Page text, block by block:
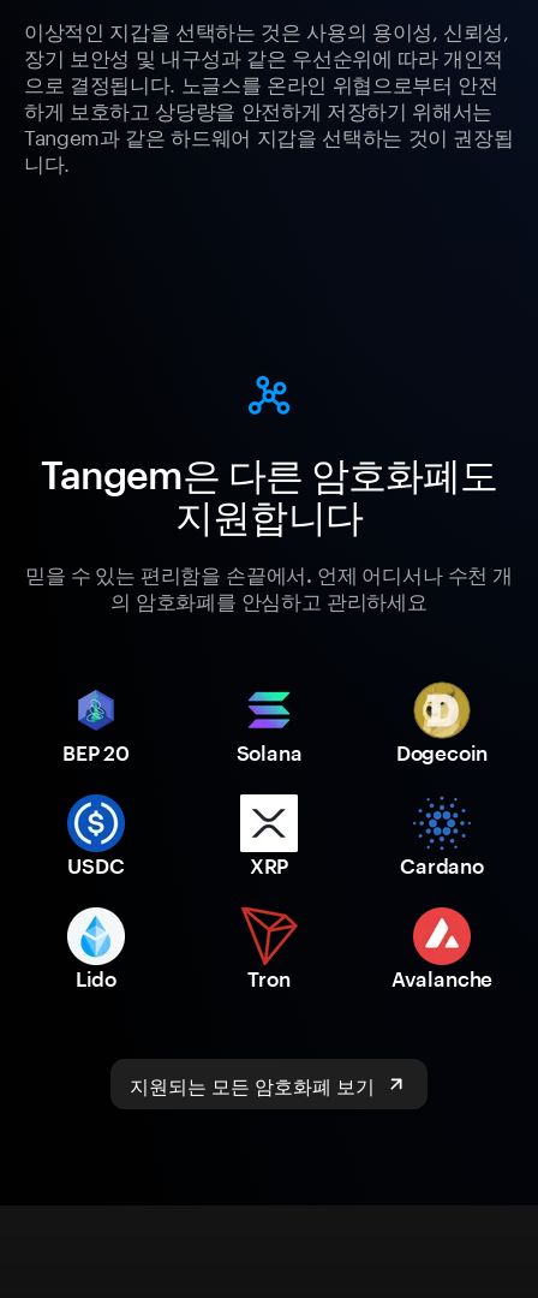
이상적인 지갑을 선택하는 것은 사용의 용이성, 신뢰성,
장기 보안성 및 내구성과 같은 우선순위에 따라 개인적
으로 결정됩니다. 노글스를 온라인 위협으로부터 안전
하게 보호하고 상당량을 안전하게 저장하기 위해서는
Tangem과 같은 하드웨어 지갑을 선택하는 것이 권장됩
니다.
Tangem은 다른 암호화폐도
지원합니다
믿을 수 있는 편리함을 손끝에서. 언제 어디서나 수천 개
의 암호화폐를 안심하고 관리하세요
BEP 20 Solana Dogecoin
USDC XRP Cardano
Lido Tron Avalanche
지원되는 모든 암호화폐 보기